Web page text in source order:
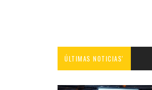
ÚLTIMAS NOTICIAS'